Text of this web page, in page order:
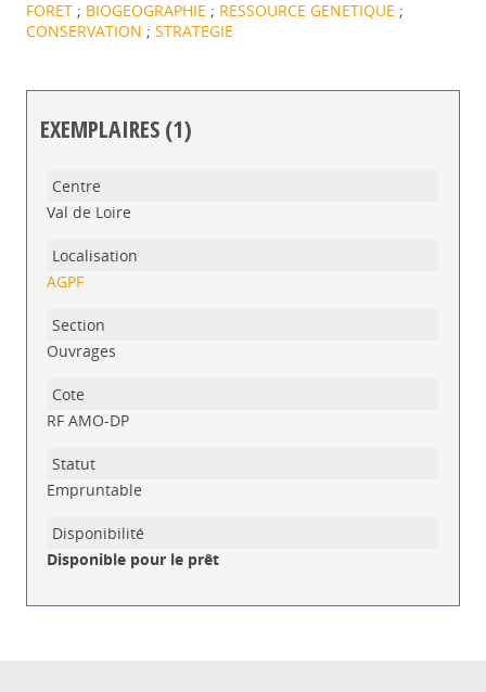
FORET ; BIOGEOGRAPHIE ; RESSOURCE GENETIQUE ;
CONSERVATION ;STRATEGIE
EXEMPLAIRES (1)
Val de Loire
AGPF
Ouvrages
RF AMO-DP
Empruntable
Disponible pour le prêt